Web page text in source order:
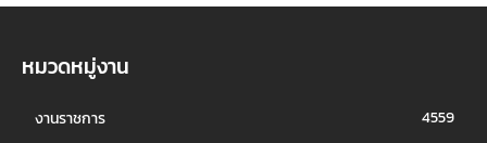
หมวดหมู่งาน
งานราชการ
4559